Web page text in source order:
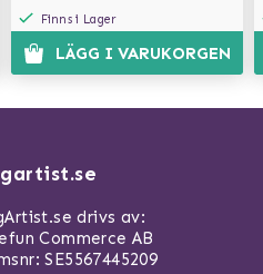
Finns i Lager
LÄGG I VARUKORGEN
drivs av:
Commerce AB
SE5567445209